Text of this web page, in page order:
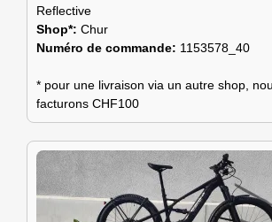
Reflective
Shop*: Chur
Numéro de commande: 1153578_40
* pour une livraison via un autre shop,
facturons CHF100